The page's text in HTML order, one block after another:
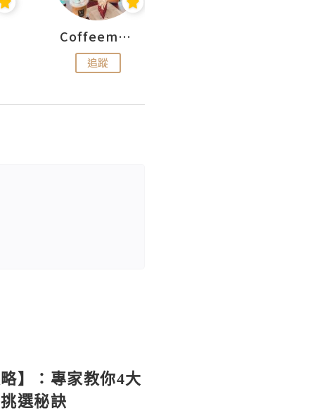
Coffeemeetjojo
追蹤
】：專家教你4大
選秘訣